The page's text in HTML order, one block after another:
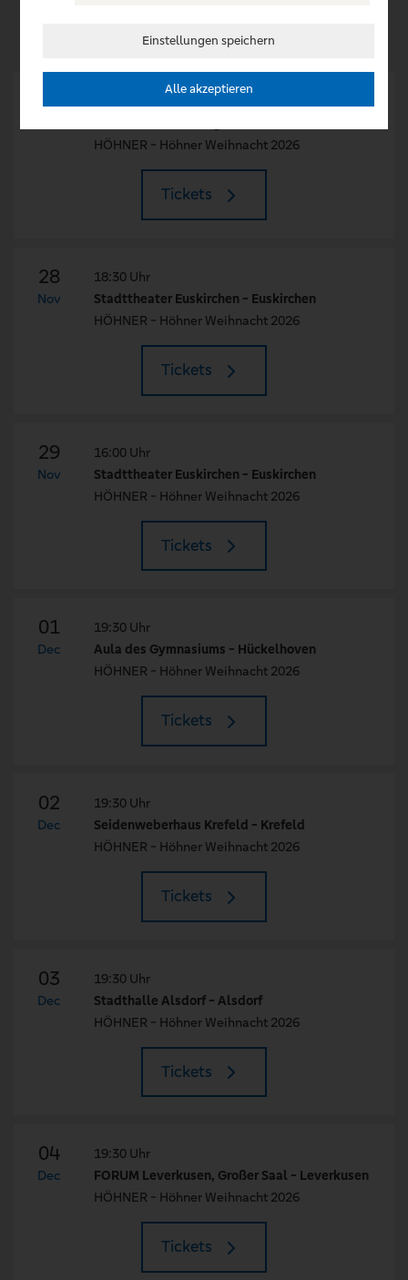
27
HÖHNER - Höhner Weihnacht 2026
Tickets
28
Nov
18:30 Uhr
Stadttheater Euskirchen - Euskirchen
HÖHNER - Höhner Weihnacht 2026
Tickets
29
Nov
16:00 Uhr
Stadttheater Euskirchen - Euskirchen
HÖHNER - Höhner Weihnacht 2026
Tickets
01
Dec
19:30 Uhr
Aula des Gymnasiums - Hückelhoven
HÖHNER - Höhner Weihnacht 2026
Tickets
02
Dec
19:30 Uhr
Seidenweberhaus Krefeld - Krefeld
HÖHNER - Höhner Weihnacht 2026
Tickets
03
Dec
19:30 Uhr
Stadthalle Alsdorf - Alsdorf
HÖHNER - Höhner Weihnacht 2026
Tickets
04
Dec
19:30 Uhr
FORUM Leverkusen, Großer Saal - Leverkusen
HÖHNER - Höhner Weihnacht 2026
Tickets
Einstellungen speichern
Alle akzeptieren